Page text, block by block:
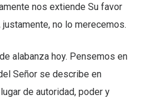
nos extiende Su favor
justamente, no lo merecemos.
alabanza hoy. Pensemos en
Señor se describe en
de autoridad, poder y